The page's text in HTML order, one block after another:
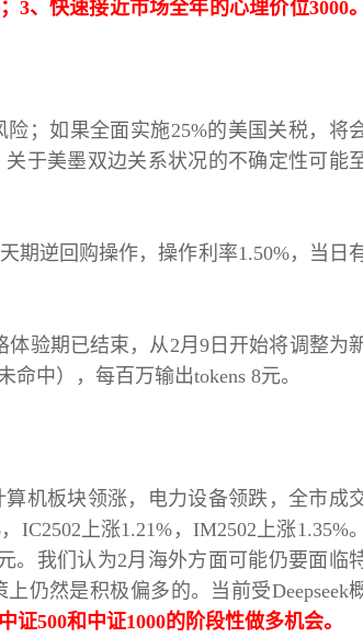
、快速接近市场全年的心理价位3000。
险；如果全面实施25%的美国关税，将
于美墨双边关系状况的不确定性可能
期逆回购操作，操作利率1.50%，当日
体验期已结束，从2月9日开始将调整为
中），每百万输出tokens 8元。
机板块领涨，电力设备领跌，全市成
IC2502上涨1.21%，IM2502上涨1.35%。
。我们认为2月海外方面可能仍要面临
仍然是积极偏多的。当前受Deepseek
证500和中证1000的阶段性做多机会。